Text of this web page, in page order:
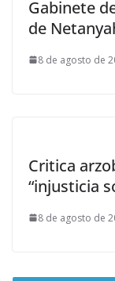
Gabinete
de
8 de agosto de
Critica
“injusticia
8 de agosto de